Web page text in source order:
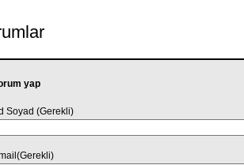
yap
Soyad (Gerekli)